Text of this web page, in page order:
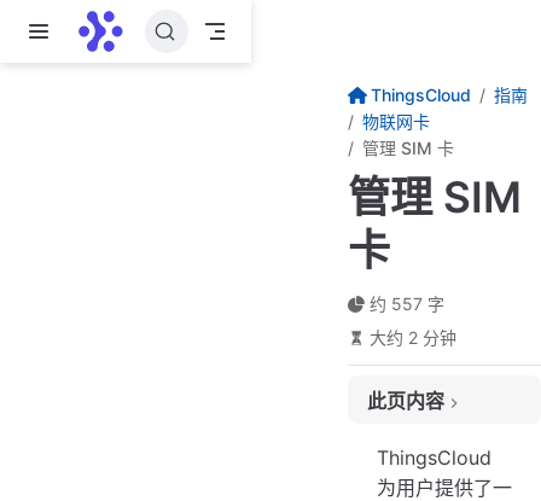
跳至主要內容
ThingsCloud
指南
物联网卡
管理 SIM 卡
管理 SIM
卡
约 557 字
大约 2 分钟
此页内容
添加 SIM 卡
ThingsCloud
为用户提供了一